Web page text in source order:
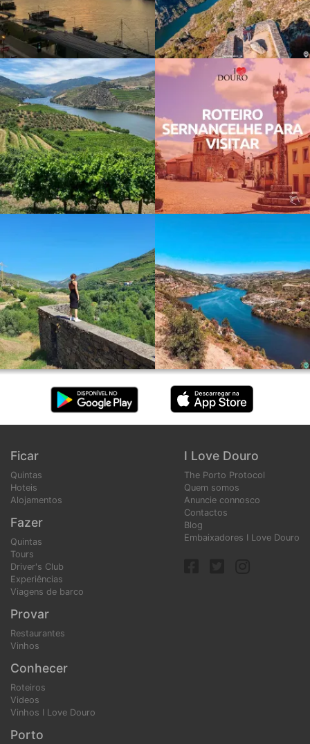
I Love Douro
The Porto Protocol
Quem somos
Anuncie connosco
Contactos
Blog
Embaixadores I Love Douro
Ficar
Quintas
Hoteis
Alojamentos
Fazer
Quintas
Tours
Driver's Club
Experiências
Viagens de barco
Provar
Restaurantes
Vinhos
Conhecer
Roteiros
Videos
Vinhos I Love Douro
Porto